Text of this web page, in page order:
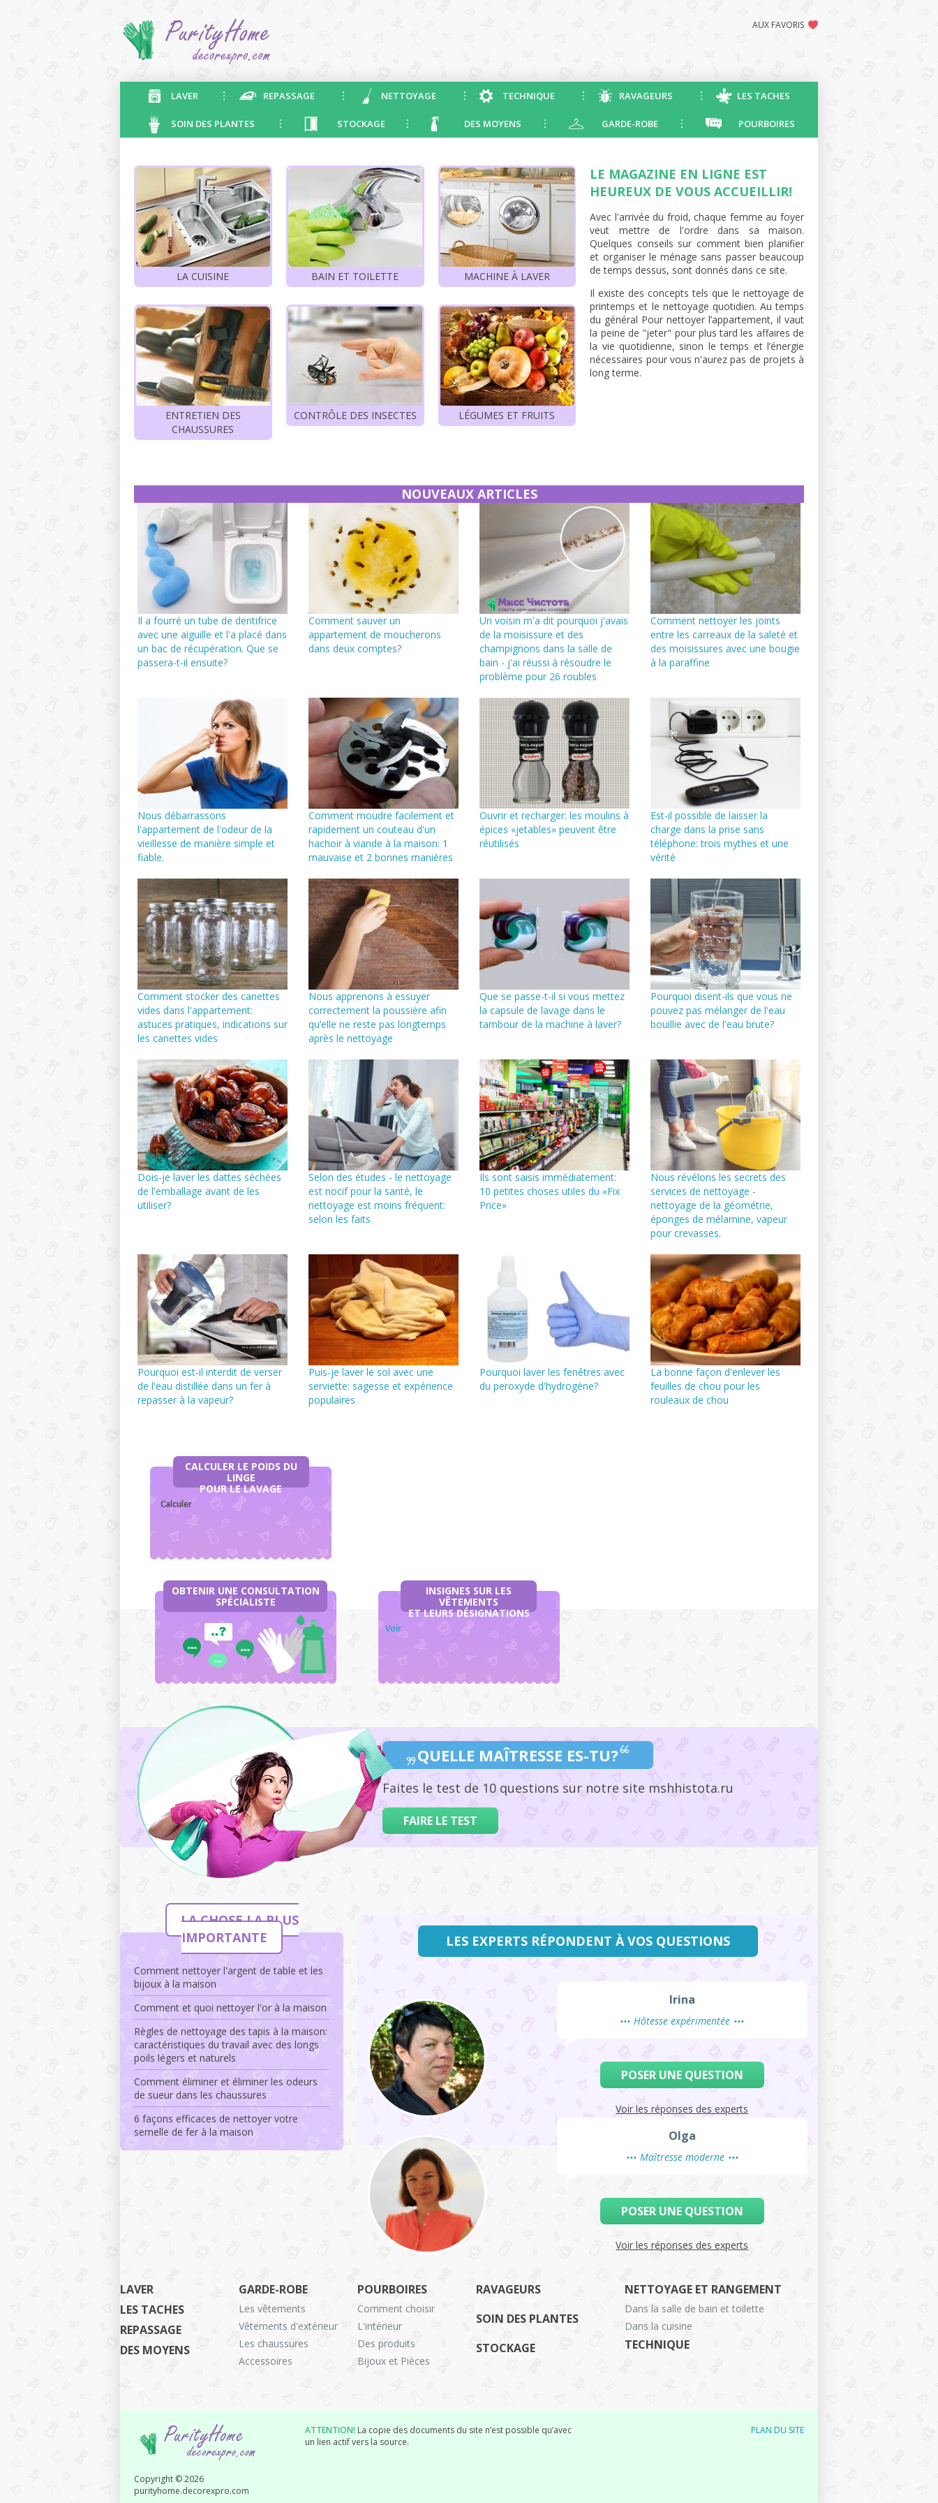
AUX FAVORIS
LAVER REPASSAGE NETTOYAGE TECHNIQUE RAVAGEURS LES TACHES
SOIN DES PLANTES STOCKAGE DES MOYENS GARDE-ROBE POURBOIRES
LE MAGAZINE EN LIGNE EST
HEUREUX DE VOUS ACCUEILLIR!
Avec l'arrivée du froid, chaque femme au foyer
veut mettre de l'ordre dans sa maison.
Quelques conseils sur comment bien planifier
et organiser le ménage sans passer beaucoup
de temps dessus, sont donnés dans ce site.
Il existe des concepts tels que le nettoyage de
printemps et le nettoyage quotidien. Au temps
du général Pour nettoyer l’appartement, il vaut
la peine de "jeter" pour plus tard les affaires de
la vie quotidienne, sinon le temps et l’énergie
nécessaires pour vous n'aurez pas de projets à
long terme.
LA CUISINE BAIN ET TOILETTE MACHINE À LAVER
ENTRETIEN DES
CHAUSSURES
CONTRÔLE DES INSECTES LÉGUMES ET FRUITS
NOUVEAUX ARTICLES
Il a fourré un tube de dentifrice
avec une aiguille et l'a placé dans
un bac de récupération. Que se
passera-t-il ensuite?
Comment sauver un
appartement de moucherons
dans deux comptes?
Un voisin m'a dit pourquoi j'avais
de la moisissure et des
champignons dans la salle de
bain - j'ai réussi à résoudre le
problème pour 26 roubles
Comment nettoyer les joints
entre les carreaux de la saleté et
des moisissures avec une bougie
à la paraffine
Nous débarrassons
l'appartement de l'odeur de la
vieillesse de manière simple et
fiable.
Comment moudre facilement et
rapidement un couteau d'un
hachoir à viande à la maison: 1
mauvaise et 2 bonnes manières
Ouvrir et recharger: les moulins à
épices «jetables» peuvent être
réutilisés
Est-il possible de laisser la
charge dans la prise sans
téléphone: trois mythes et une
vérité
Comment stocker des canettes
vides dans l'appartement:
astuces pratiques, indications sur
les canettes vides
Nous apprenons à essuyer
correctement la poussière afin
qu’elle ne reste pas longtemps
après le nettoyage
Que se passe-t-il si vous mettez
la capsule de lavage dans le
tambour de la machine à laver?
Pourquoi disent-ils que vous ne
pouvez pas mélanger de l'eau
bouillie avec de l'eau brute?
Dois-je laver les dattes séchées
de l'emballage avant de les
utiliser?
Selon des études - le nettoyage
est nocif pour la santé, le
nettoyage est moins fréquent:
selon les faits
Ils sont saisis immédiatement:
10 petites choses utiles du «Fix
Price»
Nous révélons les secrets des
services de nettoyage -
nettoyage de la géométrie,
éponges de mélamine, vapeur
pour crevasses.
Pourquoi est-il interdit de verser
de l'eau distillée dans un fer à
repasser à la vapeur?
Puis-je laver le sol avec une
serviette: sagesse et expérience
populaires
Pourquoi laver les fenêtres avec
du peroxyde d'hydrogène?
La bonne façon d'enlever les
feuilles de chou pour les
rouleaux de chou
CALCULER LE POIDS DU
LINGE
POUR LE LAVAGE
Calculer
OBTENIR UNE CONSULTATION
SPÉCIALISTE
INSIGNES SUR LES
VÊTEMENTS
ET LEURS DÉSIGNATIONS
Voir
QUELLE MAÎTRESSE ES-TU?
Faites le test de 10 questions sur notre site mshhistota.ru
FAIRE LE TEST
LA CHOSE LA PLUS
IMPORTANTE
Comment nettoyer l'argent de table et les
bijoux à la maison
Comment et quoi nettoyer l'or à la maison
Règles de nettoyage des tapis à la maison:
caractéristiques du travail avec des longs
poils légers et naturels
Comment éliminer et éliminer les odeurs
de sueur dans les chaussures
6 façons efficaces de nettoyer votre
semelle de fer à la maison
LES EXPERTS RÉPONDENT À VOS QUESTIONS
Irina
Hôtesse expérimentée
POSER UNE QUESTION
Voir les réponses des experts
Olga
Maîtresse moderne
POSER UNE QUESTION
Voir les réponses des experts
LAVER
LES TACHES
REPASSAGE
DES MOYENS
GARDE-ROBE
Les vêtements
Vêtements d'extérieur
Les chaussures
Accessoires
POURBOIRES
Comment choisir
L'intérieur
Des produits
Bijoux et Pièces
RAVAGEURS
SOIN DES PLANTES
STOCKAGE
NETTOYAGE ET RANGEMENT
Dans la salle de bain et toilette
Dans la cuisine
TECHNIQUE
Copyright © 2026
purityhome.decorexpro.com
ATTENTION! La copie des documents du site n’est possible qu’avec
un lien actif vers la source.
PLAN DU SITE